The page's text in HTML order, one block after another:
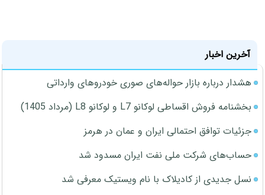
آخرین اخبار
هشدار درباره بازار حواله‌های صوری خودروهای وارداتی
بخشنامه فروش اقساطی لوکانو L7 و لوکانو L8 (مرداد 1405)
جزئیات توافق احتمالی ایران و عمان در هرمز
حساب‌های شرکت ملی نفت ایران مسدود شد
نسل جدیدی از کادیلاک با نام ویستیک معرفی شد